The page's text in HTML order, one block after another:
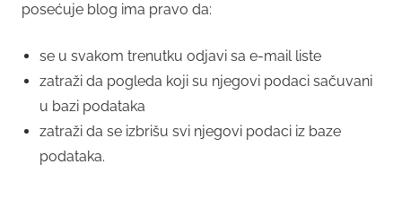
posećuje blog ima pravo da:
se u svakom trenutku odjavi sa e-mail liste
zatraži da pogleda koji su njegovi podaci sačuvani
u bazi podataka
zatraži da se izbrišu svi njegovi podaci iz baze
podataka.